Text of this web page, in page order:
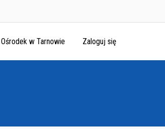
Ośrodek w Tarnowie Zaloguj się